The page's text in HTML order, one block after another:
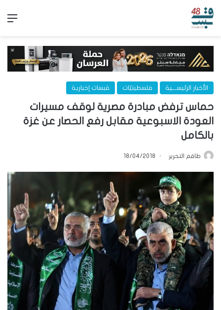
الأخبار الرئيســـية فلسطينيّات قبسات إخبارية
حماس ترفض مبادرة مصرية لوقف مسيرات
العودة الاسبوعية مقابل رفع الحصار عن غزة
بالكامل
طاقم التحرير 18/04/2018